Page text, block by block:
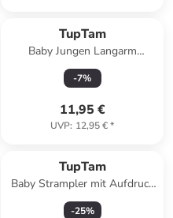
TupTam
Baby Jungen Langarm
Kurzarm Body mit Kragen in
weiß Modell 1
-7%
11,95 €
UVP: 12,95 €*
TupTam
Baby Strampler mit Aufdruck
Spruch 5er Pack in grau/grün
-25%